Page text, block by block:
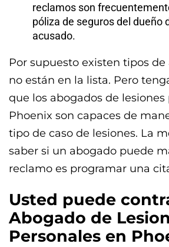
reclamos son
póliza de seguros del dueño
acusado.
Por supuesto existen tipos
no están en la lista. Pero
que los abogados de lesiones
Phoenix son capaces de
tipo de caso de lesiones. La
saber si un abogado puede
reclamo es programar una
Usted puede
Abogado de
Personales en